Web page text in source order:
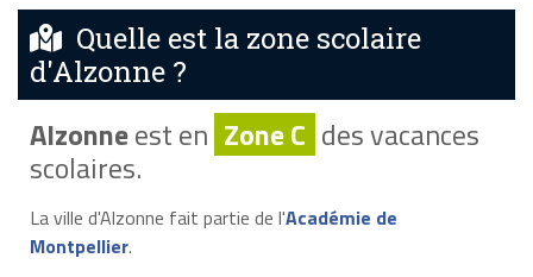
Quelle est la zone scolaire
d'Alzonne ?
Alzonneest en Zone C des vacances
scolaires.
La ville d'Alzonne fait partie de l'Académie de
Montpellier.